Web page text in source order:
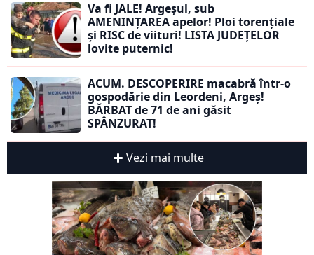
Va fi JALE! Argeșul, sub
AMENINȚAREA apelor! Ploi torențiale
și RISC de viituri! LISTA JUDEȚELOR
lovite puternic!
ACUM. DESCOPERIRE macabră într-o
gospodărie din Leordeni, Argeș!
BĂRBAT de 71 de ani găsit
SPÂNZURAT!
Vezi mai multe